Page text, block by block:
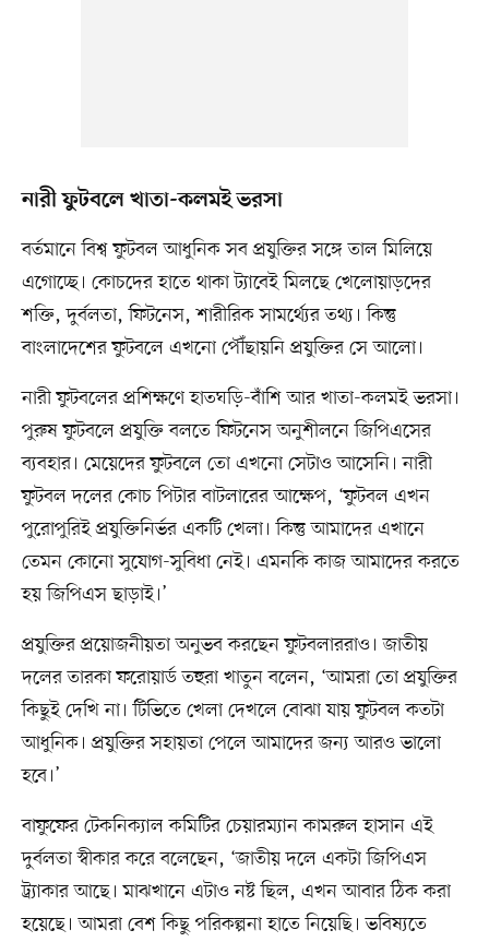
নারী ফুটবলে খাতা-কলমই ভরসা
বর্তমানে বিশ্ব ফুটবল আধুনিক সব প্রযুক্তির সঙ্গে তাল মিলিয়ে
এগোচ্ছে। কোচদের হাতে থাকা ট্যাবেই মিলছে খেলোয়াড়দের
শক্তি, দুর্বলতা, ফিটনেস, শারীরিক সামর্থ্যের তথ্য। কিন্তু
বাংলাদেশের ফুটবলে এখনো পৌঁছায়নি প্রযুক্তির সে আলো।
নারী ফুটবলের প্রশিক্ষণে হাতঘড়ি-বাঁশি আর খাতা-কলমই ভরসা।
পুরুষ ফুটবলে প্রযুক্তি বলতে ফিটনেস অনুশীলনে জিপিএসের
ব্যবহার। মেয়েদের ফুটবলে তো এখনো সেটাও আসেনি। নারী
ফুটবল দলের কোচ পিটার বাটলারের আক্ষেপ, ‘ফুটবল এখন
পুরোপুরিই প্রযুক্তিনির্ভর একটি খেলা। কিন্তু আমাদের এখানে
তেমন কোনো সুযোগ-সুবিধা নেই। এমনকি কাজ আমাদের করতে
হয় জিপিএস ছাড়াই।’
প্রযুক্তির প্রয়োজনীয়তা অনুভব করছেন ফুটবলাররাও। জাতীয়
দলের তারকা ফরোয়ার্ড তহুরা খাতুন বলেন, ‘আমরা তো প্রযুক্তির
কিছুই দেখি না। টিভিতে খেলা দেখলে বোঝা যায় ফুটবল কতটা
আধুনিক। প্রযুক্তির সহায়তা পেলে আমাদের জন্য আরও ভালো
হবে।’
বাফুফের টেকনিক্যাল কমিটির চেয়ারম্যান কামরুল হাসান এই
দুর্বলতা স্বীকার করে বলেছেন, ‘জাতীয় দলে একটা জিপিএস
ট্র্যাকার আছে। মাঝখানে এটাও নষ্ট ছিল, এখন আবার ঠিক করা
হয়েছে। আমরা বেশ কিছু পরিকল্পনা হাতে নিয়েছি। ভবিষ্যতে